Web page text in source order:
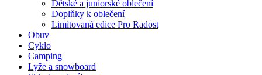
Dětské a juniorské oblečení
Doplňky k oblečení
Limitovaná edice Pro Radost
Obuv
Cyklo
Camping
Lyže a snowboard